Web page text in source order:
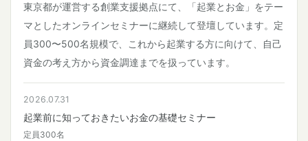
東京都が運営する創業支援拠点にて、「起業とお金」をテー
マとしたオンラインセミナーに継続して登壇しています。定
員300〜500名規模で、これから起業する方に向けて、自己
資金の考え方から資金調達までを扱っています。
2026.07.31
起業前に知っておきたいお金の基礎セミナー
定員300名